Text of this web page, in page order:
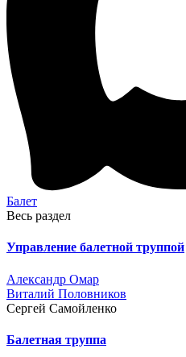
Балет
Весь раздел
Управление балетной труппой
Александр Омар
Виталий Половников
Сергей Самойленко
Балетная труппа